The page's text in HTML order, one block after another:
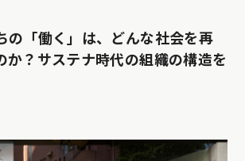
の「働く」は、どんな社会を再
か？サステナ時代の組織の構造を